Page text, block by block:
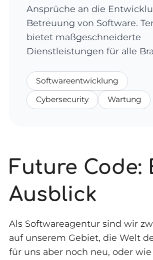
Ansprüche an die
Betreuung von Software.
bietet maßgeschneiderte
Dienstleistungen für alle
Softwareentwicklung
Cybersecurity
Wartung
Future Code:
Ausblick
Als Softwareagentur sind wir
auf unserem Gebiet, die Welt
für uns aber noch neu, oder